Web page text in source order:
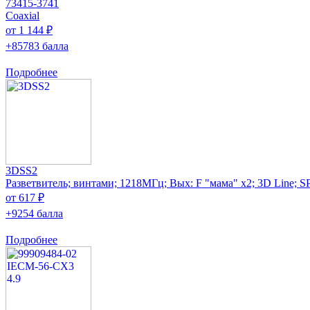
73415-3741
Coaxial
от 1 144 ₽
+85783 балла
Подробнее
3DSS2
Разветвитель; винтами; 1218МГц; Вых: F "мама" x2; 3D Line;
от 617 ₽
+9254 балла
Подробнее